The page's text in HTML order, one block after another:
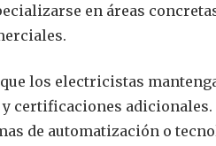
en áreas
los electricistas
certificaciones
de automatización o